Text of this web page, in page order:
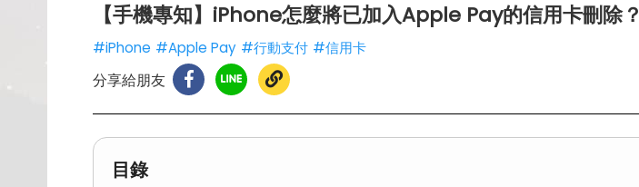
【手機專知】iPhone怎麼將已加入Apple Pay的信用卡刪除？
#iPhone #Apple Pay #行動支付 #信用卡
分享給朋友
目錄